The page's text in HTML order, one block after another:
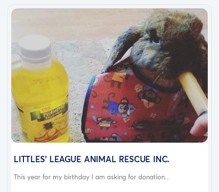
LITTLES' LEAGUE ANIMAL RESCUE INC.
This year for my birthday I am asking for donation...